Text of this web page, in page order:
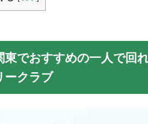
東でおすすめの一人で回
ークラブ